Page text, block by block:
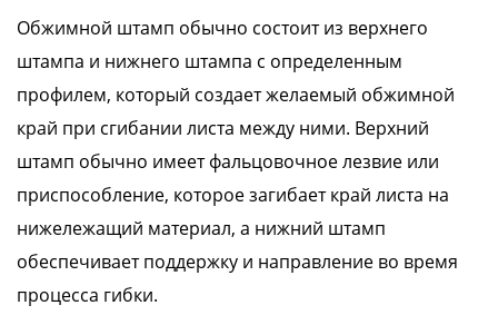
Обжимной штамп обычно состоит из верхнего
штампа и нижнего штампа с определенным
профилем, который создает желаемый обжимной
край при сгибании листа между ними. Верхний
штамп обычно имеет фальцовочное лезвие или
приспособление, которое загибает край листа на
нижележащий материал, а нижний штамп
обеспечивает поддержку и направление во время
процесса гибки.